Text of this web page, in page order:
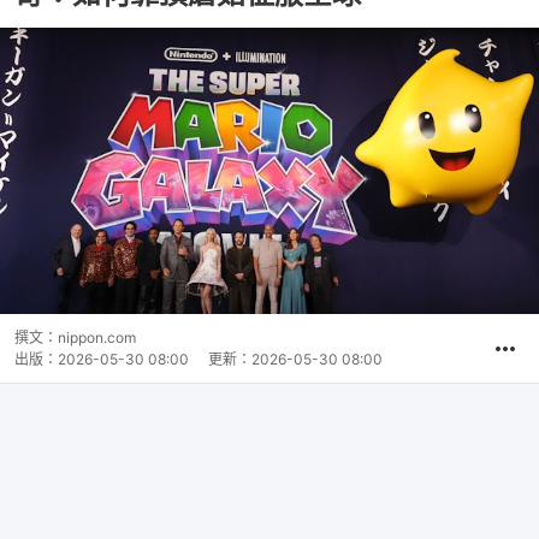
撰文： nippon.com
出版： 2026-05-30 08:00 更新： 2026-05-30 08:00